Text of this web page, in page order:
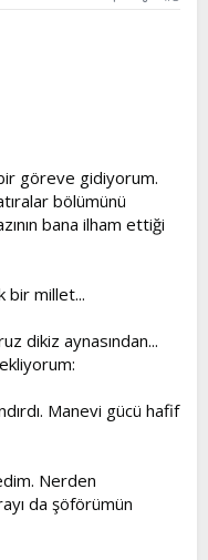
göreve gidiyorum.
bölümünü
bana ilham ettiği
bir millet...
dikiz aynasından...
Manevi gücü hafif
Nerden
da şöförümün